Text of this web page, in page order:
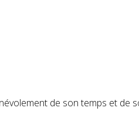
de son temps et de